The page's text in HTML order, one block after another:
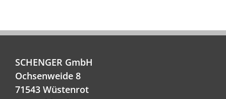
SCHENGER GmbH
Ochsenweide 8
71543 Wüstenrot